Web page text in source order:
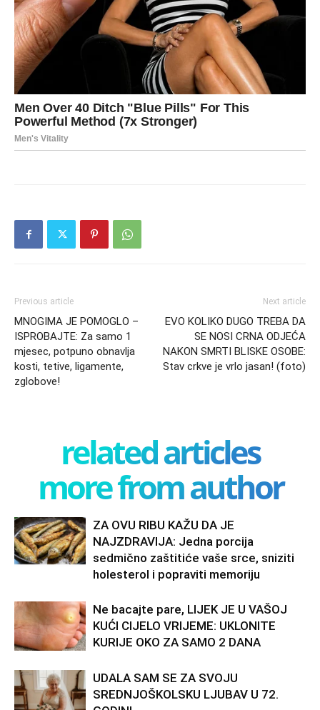
Previous article
MNOGIMA JE POMOGLO –
ISPROBAJTE: Za samo 1
mjesec, potpuno obnavlja
kosti, tetive, ligamente,
zglobove!
Next article
EVO KOLIKO DUGO TREBA DA
SE NOSI CRNA ODJEĆA
NAKON SMRTI BLISKE OSOBE:
Stav crkve je vrlo jasan! (foto)
related articles
more from author
ZA OVU RIBU KAŽU DA JE
NAJZDRAVIJA: Jedna porcija
sedmično zaštitiće vaše srce, sniziti
holesterol i popraviti memoriju
Ne bacajte pare, LIJEK JE U VAŠOJ
KUĆI CIJELO VRIJEME: UKLONITE
KURIJE OKO ZA SAMO 2 DANA
UDALA SAM SE ZA SVOJU
SREDNJOŠKOLSKU LJUBAV U 72.